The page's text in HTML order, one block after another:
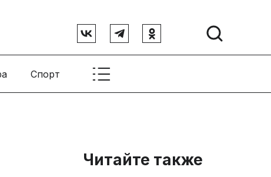
Спорт
Читайте также